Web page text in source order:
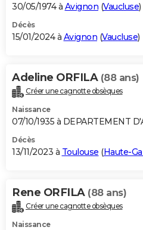
30/05/1974 à Avignon (Vaucluse)
Décès
15/01/2024 à Avignon (Vaucluse)
Adeline ORFILA (88 ans)
Créer une cagnotte obsèques
Naissance
07/10/1935 à DEPARTEMENT
Décès
13/11/2023 à Toulouse (Haute-
Rene ORFILA (88 ans)
Créer une cagnotte obsèques
Naissance